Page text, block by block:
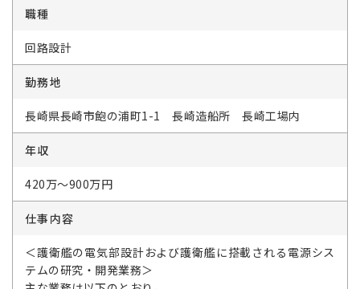
職種
回路設計
勤務地
長崎県長崎市飽の浦町1-1 長崎造船所 長崎工場内
年収
420万～900万円
仕事内容
＜護衛艦の電気部設計および護衛艦に搭載される電源シス
テムの研究・開発業務＞